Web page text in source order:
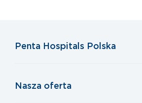
Penta Hospitals Polska
Nasza oferta